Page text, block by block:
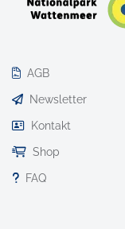
AGB
Newsletter
Kontakt
Shop
FAQ